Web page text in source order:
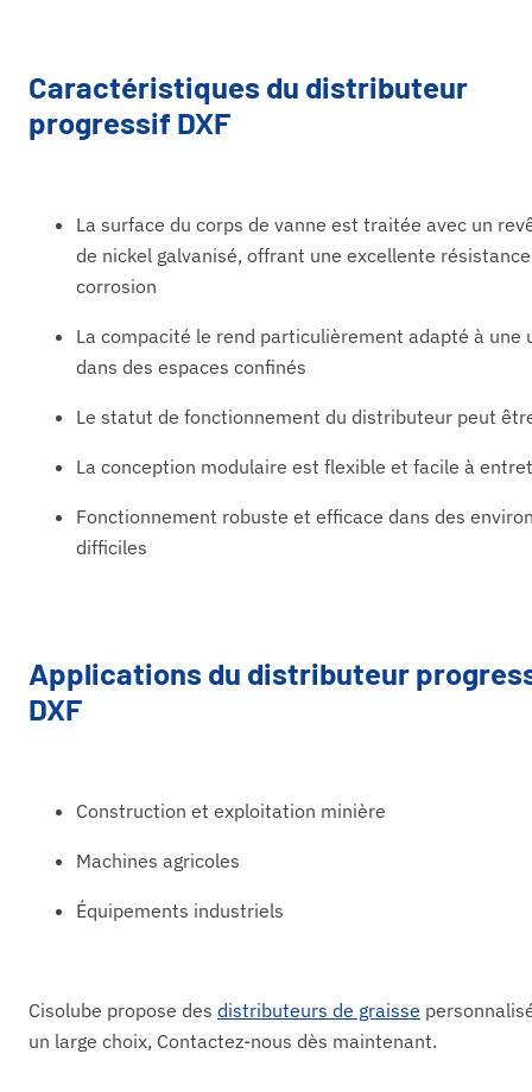
Caractéristiques du distributeur
progressif DXF
La surface du corps de vanne est traitée avec un
de nickel galvanisé, offrant une excellente
corrosion
La compacité le rend particulièrement adapté à une
dans des espaces confinés
Le statut de fonctionnement du distributeur peut
La conception modulaire est flexible et facile à
Fonctionnement robuste et efficace dans des
difficiles
Applications du distributeur
DXF
Construction et exploitation minière
Machines agricoles
Équipements industriels
Cisolube propose des distributeurs de graisse
un large choix, Contactez-nous dès maintenant.